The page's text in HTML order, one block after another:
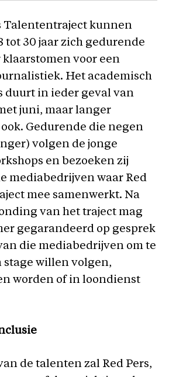
Talententraject kunnen
tot 30 jaar zich gedurende
klaarstomen voor een
Het academisch
duurt in ieder geval van
juni, maar langer
Gedurende die negen
volgen de jonge
en bezoeken zij
mediabedrijven waar Red
mee samenwerkt. Na
van het traject mag
gegarandeerd op gesprek
die mediabedrijven om te
stage willen volgen,
worden of in loondienst
de talenten zal Red Pers,